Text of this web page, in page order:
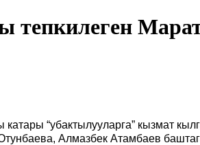
тепкилеген
“убактылууларга” кызмат
Алмазбек Атамбаев